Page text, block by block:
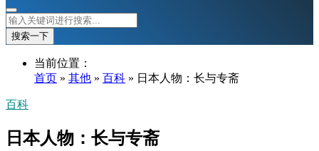
搜索一下
当前位置：
首页 » 其他 » 百科 » 日本人物：长与专斋
百科
日本人物：长与专斋